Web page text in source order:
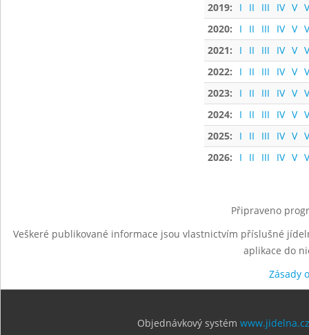
2019:
I II III IV V
2020:
I II III IV V
2021:
I II III IV V
2022:
I II III IV V
2023:
I II III IV V
2024:
I II III IV V
2025:
I II III IV V
2026:
I II III IV V
Připraveno
Veškeré publikované informace jsou vlastnictvím příslušné
aplikace do
Zásady
Objednávkový systém www.jidelna.cz